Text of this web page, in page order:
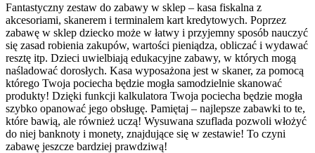
Fantastyczny zestaw do zabawy w sklep – kasa fiskalna z
akcesoriami, skanerem i terminalem kart kredytowych. Poprzez
zabawę w sklep dziecko może w łatwy i przyjemny sposób nauczyć
się zasad robienia zakupów, wartości pieniądza, obliczać i wydawać
resztę itp. Dzieci uwielbiają edukacyjne zabawy, w których mogą
naśladować dorosłych. Kasa wyposażona jest w skaner, za pomocą
którego Twoja pociecha będzie mogła samodzielnie skanować
produkty! Dzięki funkcji kalkulatora Twoja pociecha będzie mogła
szybko opanować jego obsługę. Pamiętaj – najlepsze zabawki to te,
które bawią, ale również uczą! Wysuwana szuflada pozwoli włożyć
do niej banknoty i monety, znajdujące się w zestawie! To czyni
zabawę jeszcze bardziej prawdziwą!